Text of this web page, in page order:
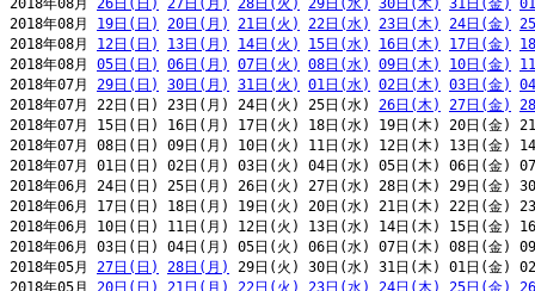
2018年08月 26日(日) 27日(月) 28日(火) 29日(水) 30日(木) 31日(金)
2018年08月 19日(日) 20日(月) 21日(火) 22日(水) 23日(木) 24日(金)
2018年08月 12日(日) 13日(月) 14日(火) 15日(水) 16日(木) 17日(金)
2018年08月 05日(日) 06日(月) 07日(火) 08日(水) 09日(木) 10日(金)
2018年07月 29日(日) 30日(月) 31日(火) 01日(水) 02日(木) 03日(金)
2018年07月 22日(日) 23日(月) 24日(火) 25日(水) 26日(木) 27日(金)
2018年07月 15日(日) 16日(月) 17日(火) 18日(水) 19日(木) 20日(金)
2018年07月 08日(日) 09日(月) 10日(火) 11日(水) 12日(木) 13日(金)
2018年07月 01日(日) 02日(月) 03日(火) 04日(水) 05日(木) 06日(金)
2018年06月 24日(日) 25日(月) 26日(火) 27日(水) 28日(木) 29日(金)
2018年06月 17日(日) 18日(月) 19日(火) 20日(水) 21日(木) 22日(金)
2018年06月 10日(日) 11日(月) 12日(火) 13日(水) 14日(木) 15日(金)
2018年06月 03日(日) 04日(月) 05日(火) 06日(水) 07日(木) 08日(金)
2018年05月 27日(日) 28日(月)
29日(火) 30日(水) 31日(木) 01日(金)
2018年05月 20日(日) 21日(月) 22日(火) 23日(水) 24日(木) 25日(金)